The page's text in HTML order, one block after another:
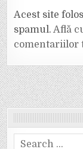
Acest site
spamul.Află
comentariilor
Search